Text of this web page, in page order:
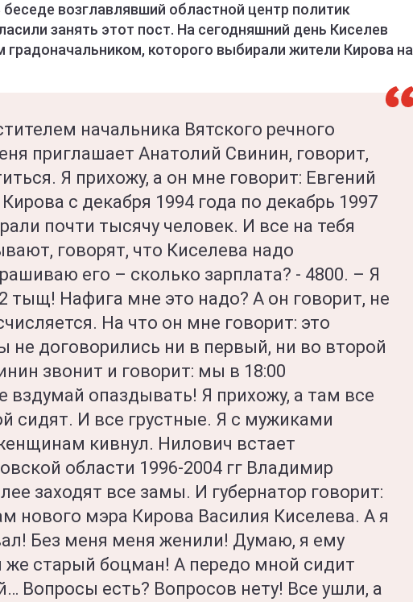
возглавлявший областной центр политик
занять этот пост. На сегодняшний день Киселев
градоначальником, которого выбирали жители Кирова на
начальника Вятского речного
приглашает Анатолий Свинин, говорит,
Я прихожу, а он мне говорит: Евгений
с декабря 1994 года по декабрь 1997
почти тысячу человек. И все на тебя
говорят, что Киселева надо
его – сколько зарплата? - 4800. – Я
тыщ! Нафига мне это надо? А он говорит, не
На что он мне говорит: это
не договорились ни в первый, ни во второй
звонит и говорит: мы в 18:00
вздумай опаздывать! Я прихожу, а там все
сидят. И все грустные. Я с мужиками
кивнул. Нилович встает
области 1996-2004 гг Владимир
заходят все замы. И губернатор говорит:
нового мэра Кирова Василия Киселева. А я
Без меня меня женили! Думаю, я ему
же старый боцман! А передо мной сидит
Вопросы есть? Вопросов нету! Все ушли, а